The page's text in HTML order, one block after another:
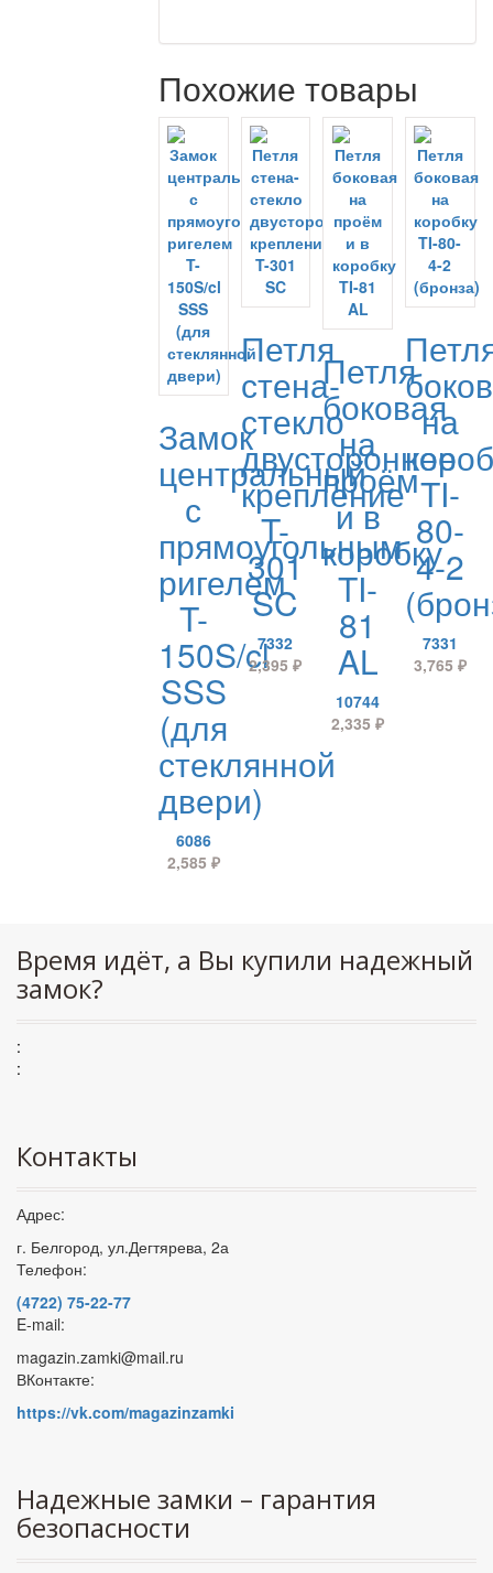
Похожие товары
Замок
центральный
с
прямоугольным
ригелем
T-
150S/cl
SSS
(для
стеклянной
двери)
6086
2,585 ₽
Петля
стена-
стекло
двустороннее
крепление
T-
301
SC
7332
2,395₽
Петля
боковая
на
проём
и в
коробку
TI-
81
AL
10744
2,335₽
на
TI-
80-
4-2
7331
3,765 ₽
Время идёт, а Вы купили надежный
замок?
:
:
Контакты
Адрес:
г. Белгород, ул.Дегтярева, 2а
Телефон:
(4722) 75-22-77
E-mail:
magazin.zamki@mail.ru
ВКонтакте:
https://vk.com/magazinzamki
Надежные замки – гарантия
безопасности